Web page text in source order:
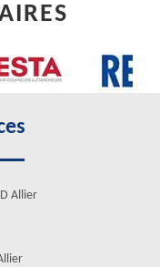
Allier